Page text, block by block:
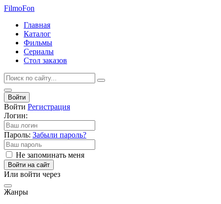
FilmoFon
Главная
Каталог
Фильмы
Сериалы
Стол заказов
Войти
Войти Регистрация
Логин:
Пароль: Забыли пароль?
Не запоминать меня
Войти на сайт
Или войти через
Жанры